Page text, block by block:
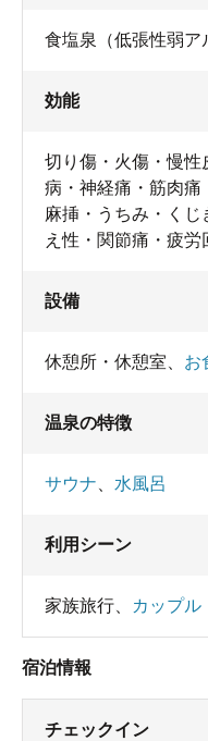
食塩泉（低張性弱ア
効能
切り傷・火傷・慢性
病・神経痛・筋肉痛
麻挿・うちみ・く
え性・関節痛・疲労
設備
休憩所・休憩室 お
温泉の特徴
サウナ 水風呂
利用シーン
家族旅行 カップル
宿泊情報
チェックイン